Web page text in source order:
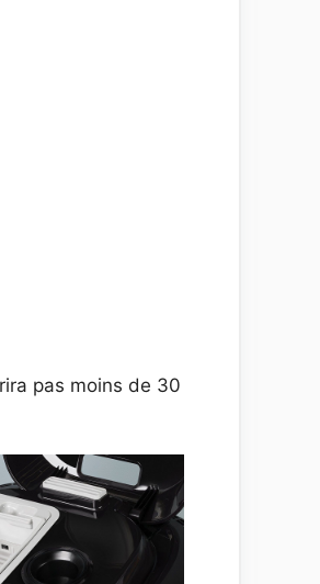
pas moins de 30